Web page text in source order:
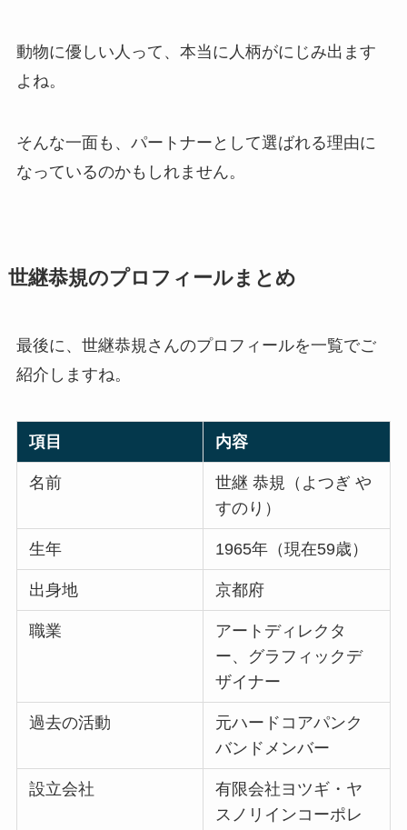
動物に優しい人って、本当に人柄がにじみ出ます
よね。
そんな一面も、パートナーとして選ばれる理由に
なっているのかもしれません。
世継恭規のプロフィールまとめ
最後に、世継恭規さんのプロフィールを一覧でご
紹介しますね。
項目 内容
名前
世継 恭規（よつぎ や
すのり）
生年 1965年（現在59歳）
出身地 京都府
職業
アートディレクタ
ー、グラフィックデ
ザイナー
過去の活動
元ハードコアパンク
バンドメンバー
設立会社
有限会社ヨツギ・ヤ
スノリインコーポレ